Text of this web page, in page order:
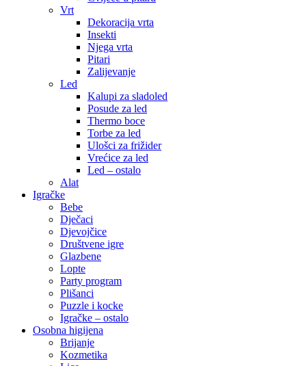
Vrt
Dekoracija vrta
Insekti
Njega vrta
Pitari
Zalijevanje
Led
Kalupi za sladoled
Posude za led
Thermo boce
Torbe za led
Ulošci za frižider
Vrećice za led
Led – ostalo
Alat
Igračke
Bebe
Dječaci
Djevojčice
Društvene igre
Glazbene
Lopte
Party program
Plišanci
Puzzle i kocke
Igračke – ostalo
Osobna higijena
Brijanje
Kozmetika